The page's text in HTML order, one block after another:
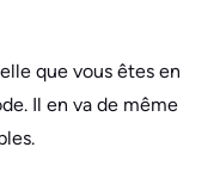
que vous êtes en
Il en va de même